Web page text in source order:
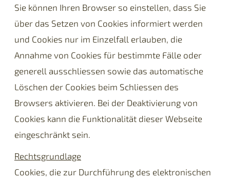
Sie können Ihren Browser so einstellen, dass Sie
über das Setzen von Cookies informiert werden
und Cookies nur im Einzelfall erlauben, die
Annahme von Cookies für bestimmte Fälle oder
generell ausschliessen sowie das automatische
Löschen der Cookies beim Schliessen des
Browsers aktivieren. Bei der Deaktivierung von
Cookies kann die Funktionalität dieser Webseite
eingeschränkt sein.
Rechtsgrundlage
Cookies, die zur Durchführung des elektronischen